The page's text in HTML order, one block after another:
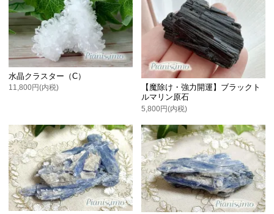
水晶クラスター（C）
11,800円(内税)
【魔除け・強力開運】ブラックト
ルマリン原石
5,800円(内税)